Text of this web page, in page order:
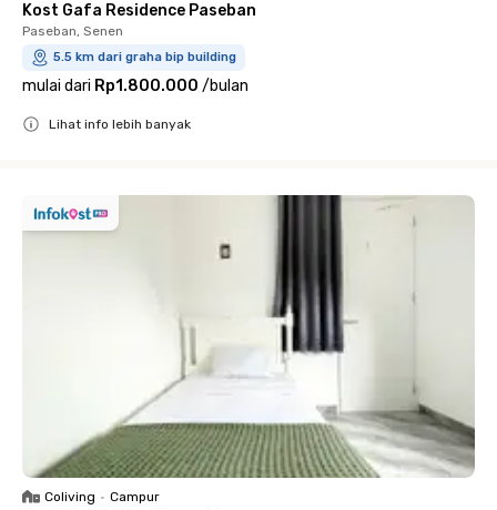
Kost Gafa Residence Paseban
Paseban, Senen
5.5 km dari graha bip building
mulai dari Rp1.800.000 /bulan
Lihat info lebih banyak
Coliving • Campur